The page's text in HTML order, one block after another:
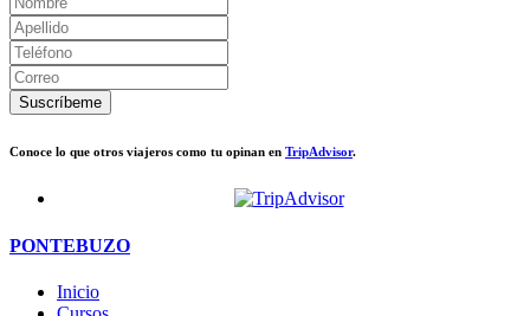
Suscríbeme
Conoce lo que otros viajeros como tu opinan en TripAdvisor.
PONTEBUZO
Inicio